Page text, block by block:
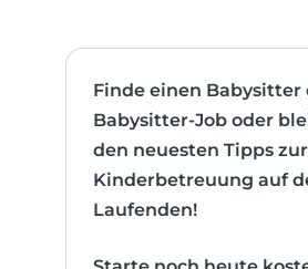
Finde einen Babysitter
Babysitter-Job oder
den neuesten Tipps zur
Kinderbetreuung auf
Laufenden!